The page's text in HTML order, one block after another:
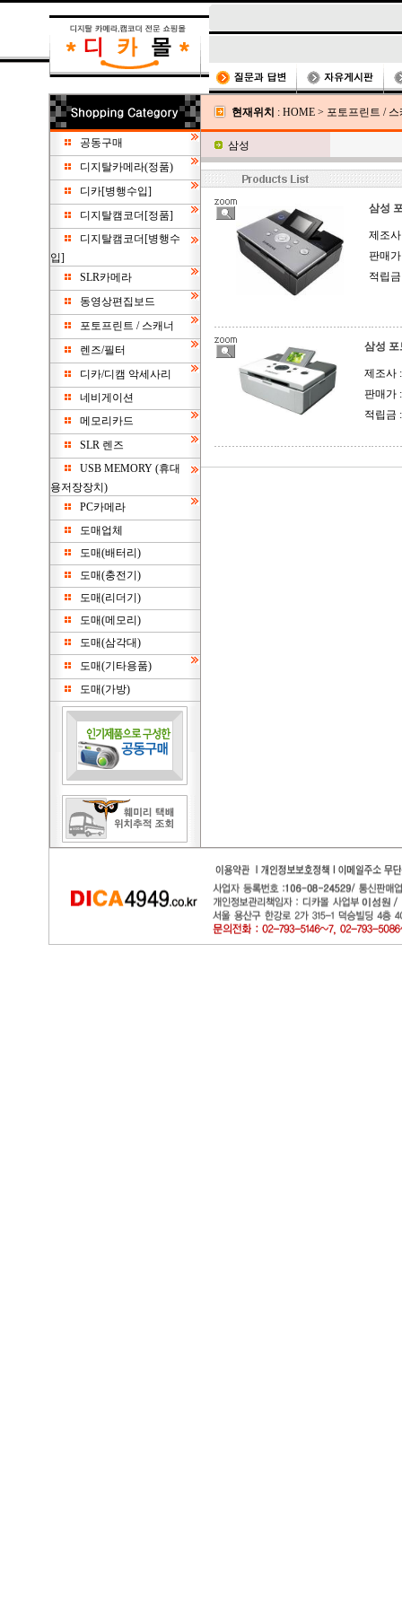
공동구매
디지탈카메라(정품)
디카[병행수입]
디지탈캠코더[정품]
디지탈캠코더[병행수
입]
SLR카메라
동영상편집보드
포토프린트 / 스캐너
렌즈/필터
디카/디캠 악세사리
네비게이션
메모리카드
SLR 렌즈
USB MEMORY (휴대
용저장장치)
PC카메라
도매업체
도매(배터리)
도매(충전기)
도매(리더기)
도매(메모리)
도매(삼각대)
도매(기타용품)
도매(가방)
현재위치 : HOME > 포토프린트 / 스
삼성
삼성
제조
판매
적립
삼성 포
제조사
판매가
적립금